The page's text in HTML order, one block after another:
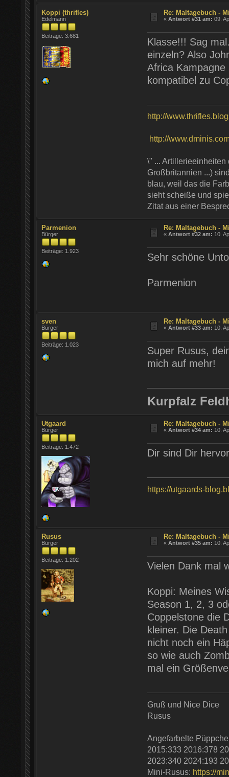
Koppi (thrifles)
Edelmann
Beiträge: 3.681
Re: Maltagebuch -
«Antwort #31 am: 09.
Klasse!!! Sag
einzeln? Also
Africa
kompatibel zu
http://
http://
\" ...
Großbritannien ...)
blau, weil das die
sieht scheiße und
Zitat aus einer
Parmenion
Bürger
Beiträge: 1.923
Re: Maltagebuch -
«Antwort #32 am: 10.
Sehr schöne
Parmenion
sven
Bürger
Beiträge: 1.023
Re: Maltagebuch -
«Antwort #33 am: 10.
Super Rusus,
mich auf mehr!
Kurpfalz
Utgaard
Bürger
Beiträge: 1.472
Re: Maltagebuch -
«Antwort #34 am: 10.
Dir sind Dir
https://utgaards-
Rusus
Bürger
Beiträge: 1.202
Re: Maltagebuch -
«Antwort #35 am: 10.
Vielen Dank mal
Koppi: Meines
Season 1, 2, 3
Coppelstone die
kleiner. Die
nicht noch ein
so wie auch
mal ein
Gruß und Nice Dice
Rusus
Angefarbelte
2015:333 2016:378
2023:340 2024:193
Mini-Rusus: https://